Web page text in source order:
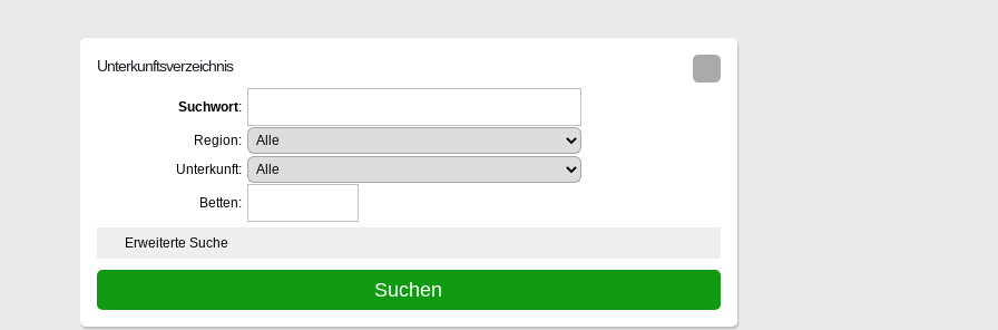
Unterkunftsverzeichnis
Suchwort:
Region:
Unterkunft:
Betten:
Erweiterte Suche